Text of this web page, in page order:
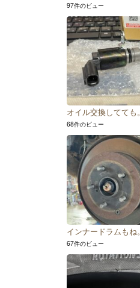
97件のビュー
オイル交換してても。
68件のビュー
インナードラムもね。
67件のビュー